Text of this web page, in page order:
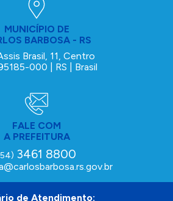
MUNICÍPIO DE
BARBOSA - RS
Brasil, 11, Centro
000 | RS | Brasil
FALE COM
A PREFEITURA
3461 8800
de Atendimento: